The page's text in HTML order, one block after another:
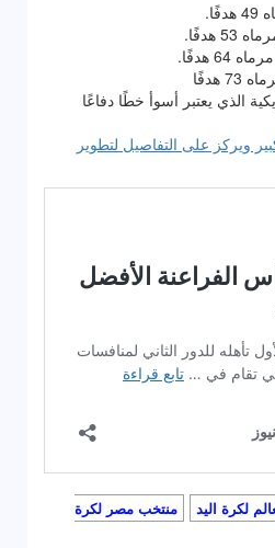
هدفًا.
هدفًا.
الذي يعتبر أسوأ خطًا دفاعًا
ويركز على التفاصيل لتطوير
لكرة اليد
منتخب مصر لكرة